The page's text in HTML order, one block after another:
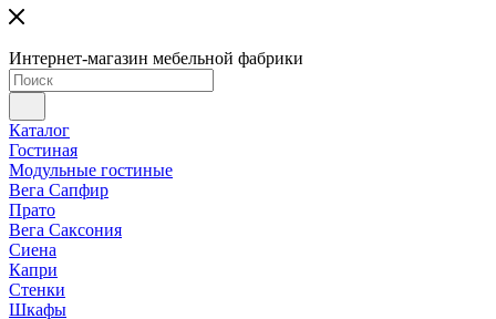
Интернет-магазин мебельной фабрики
Каталог
Гостиная
Модульные гостиные
Вега Сапфир
Прато
Вега Саксония
Сиена
Капри
Стенки
Шкафы